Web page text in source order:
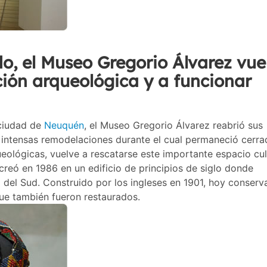
el Museo Gregorio Álvarez
arqueológica y a funcionar
de Neuquén, el Museo Gregorio Álvarez reabrió sus
remodelaciones durante el cual permaneció
vuelve a rescatarse este importante espacio
en 1986 en un edificio de principios de siglo donde
Sud. Construido por los ingleses en 1901, hoy
también fueron restaurados.